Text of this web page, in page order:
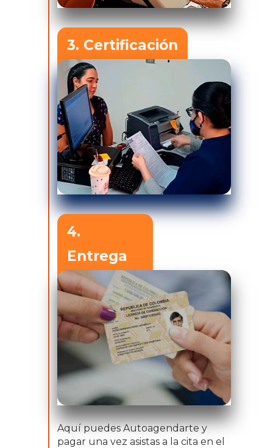
3. Certificación
4.
Entrega
Aquí puedes Autoagendarte y
pagar una vez asistas a la cita en el